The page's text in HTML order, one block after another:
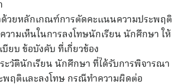
ด้วยหลักเกณฑ์การตัดคะแนนความประพฤติ
ามเห็นในการลงโทษนักเรียน นักศึกษา ให้
ยบ ข้อบังคับ ที่เกี่ยวข้อง
ะวัตินักเรียน นักศึกษา ที่ได้รับการพิจารณา
ฤติและลงโทษ กรณีทำความผิดต่อ